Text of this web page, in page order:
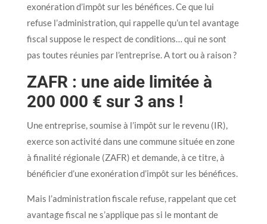
exonération d’impôt sur les bénéfices. Ce que lui
refuse l’administration, qui rappelle qu’un tel avantage
fiscal suppose le respect de conditions… qui ne sont
pas toutes réunies par l’entreprise. A tort ou à raison ?
ZAFR : une aide limitée à
200 000 € sur 3 ans !
Une entreprise, soumise à l’impôt sur le revenu (IR),
exerce son activité dans une commune située en zone
à finalité régionale (ZAFR) et demande, à ce titre, à
bénéficier d’une exonération d’impôt sur les bénéfices.
Mais l’administration fiscale refuse, rappelant que cet
avantage fiscal ne s’applique pas si le montant de